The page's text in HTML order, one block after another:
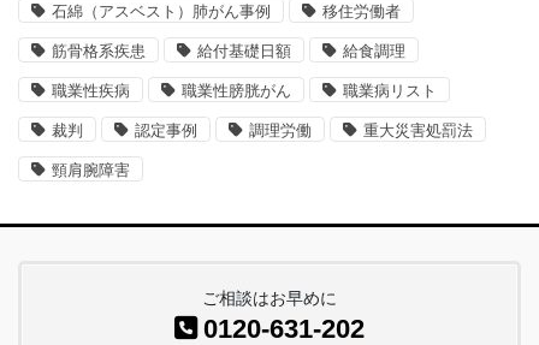
石綿（アスベスト）肺がん事例 移住労働者
筋骨格系疾患 給付基礎日額 給食調理
職業性疾病 職業性膀胱がん 職業病リスト
裁判 認定事例 調理労働 重大災害処罰法
頸肩腕障害
ご相談はお早めに
0120-631-202